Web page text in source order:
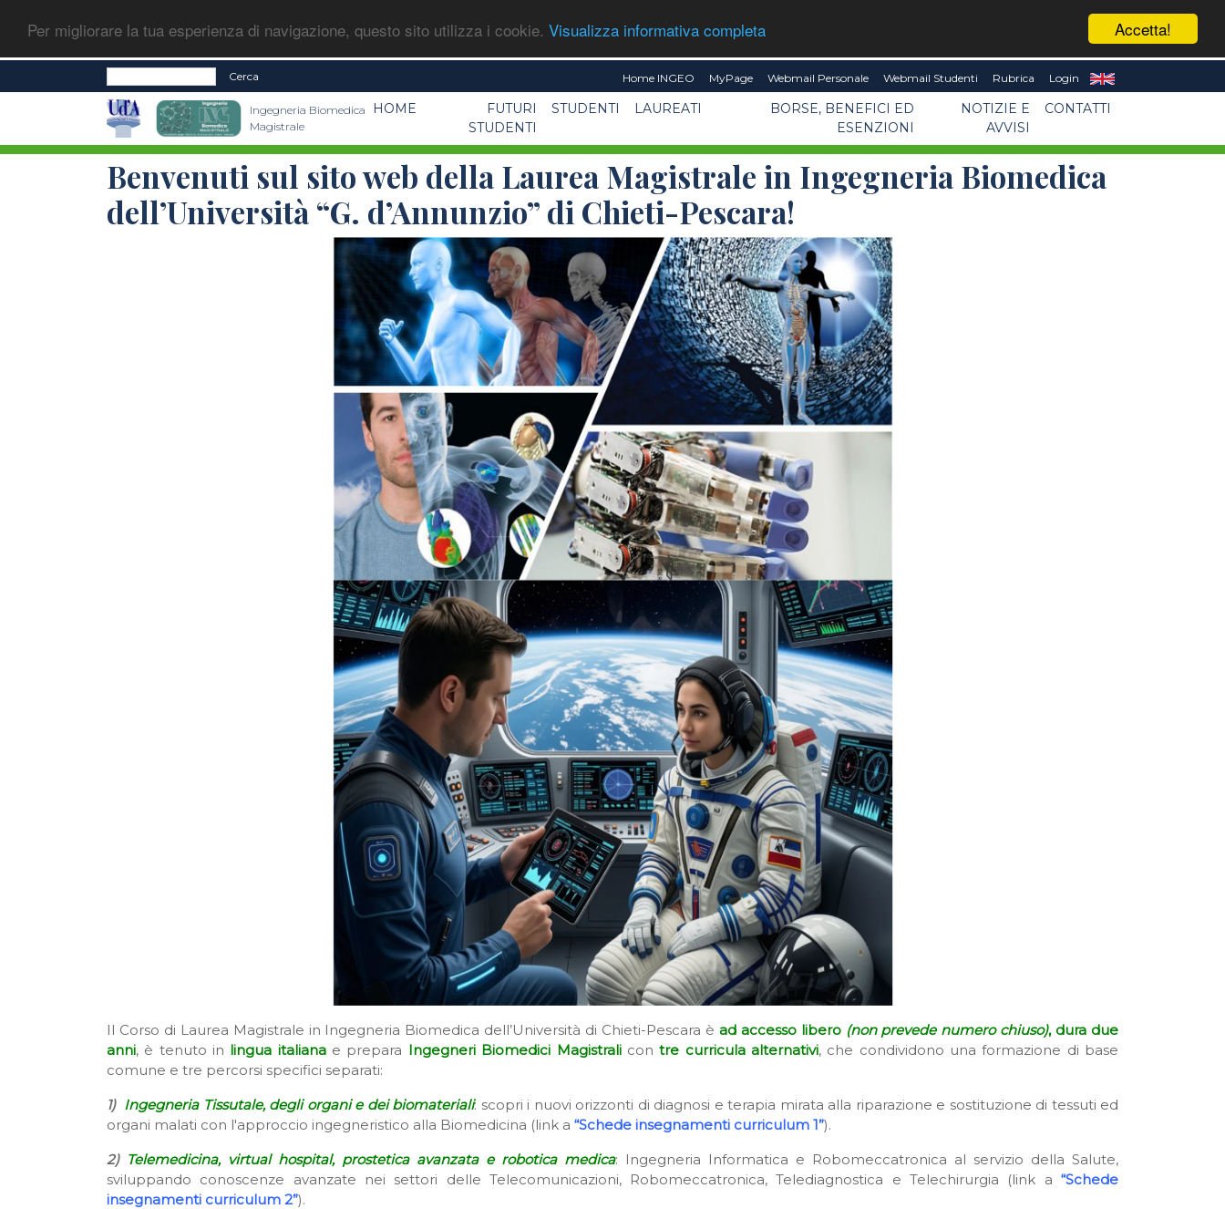
Accetta!
Per migliorare la tua esperienza di navigazione, questo sito utilizza i cookie. Visualizza informativa completa
Cerca Home INGEO MyPage Webmail Personale Webmail Studenti Rubrica Login
Ingegneria Biomedica
Magistrale
HOME
FUTURI
STUDENTI
STUDENTI LAUREATI
BORSE, BENEFICI ED
ESENZIONI
NOTIZIE E
AVVISI
CONTATTI
Benvenuti sul sito web della Laurea Magistrale in Ingegneria Biomedica
dell’Università “G. d’Annunzio” di Chieti-Pescara!
Il Corso di Laurea Magistrale in Ingegneria Biomedica dell’Università di Chieti-Pescara è ad accesso libero (non prevede numero chiuso), dura due
anni, è tenuto in lingua italianae prepara Ingegneri Biomedici Magistralicontre curricula alternativi, che condividono una formazione di base
comune e tre percorsi specifici separati:
1) Ingegneria Tissutale, degli organi e dei biomateriali: scopri i nuovi orizzonti di diagnosi e terapia mirata alla riparazione e sostituzione di tessuti ed
organi malati con l'approccio ingegneristico alla Biomedicina (link a “Schede insegnamenti curriculum 1”).
2) Telemedicina, virtual hospital, prostetica avanzata e robotica medica: Ingegneria Informatica e Robomeccatronica al servizio della Salute,
sviluppando conoscenze avanzate nei settori delle Telecomunicazioni, Robomeccatronica, Telediagnostica e Telechirurgia (link a “Schede
insegnamenti curriculum 2”).